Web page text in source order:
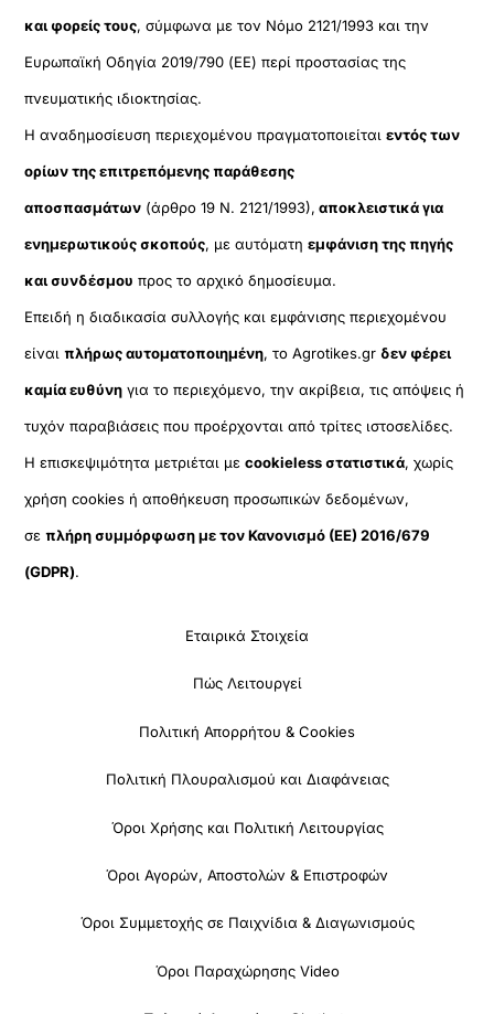
και φορείς τους, σύμφωνα με τον Νόμο 2121/1993 και την
Ευρωπαϊκή Οδηγία 2019/790 (ΕΕ) περί προστασίας της
πνευματικής ιδιοκτησίας.
Η αναδημοσίευση περιεχομένου πραγματοποιείταιεντός των
ορίων της επιτρεπόμενης παράθεσης
αποσπασμάτων (άρθρο 19 Ν. 2121/1993), αποκλειστικά για
ενημερωτικούς σκοπούς, με αυτόματηεμφάνιση της πηγής
και συνδέσμου προς το αρχικό δημοσίευμα.
Επειδή η διαδικασία συλλογής και εμφάνισης περιεχομένου
είναιπλήρως αυτοματοποιημένη, το Agrotikes.gr δεν φέρει
καμία ευθύνη για το περιεχόμενο, την ακρίβεια, τις απόψεις ή
τυχόν παραβιάσεις που προέρχονται από τρίτες ιστοσελίδες.
Η επισκεψιμότητα μετριέται μεcookieless στατιστικά, χωρίς
χρήση cookies ή αποθήκευση προσωπικών δεδομένων,
σεπλήρη συμμόρφωση με τον Κανονισμό (ΕΕ) 2016/679
(GDPR).
Εταιρικά Στοιχεία
Πώς Λειτουργεί
Πολιτική Απορρήτου & Cookies
Πολιτική Πλουραλισμού και Διαφάνειας
Όροι Χρήσης και Πολιτική Λειτουργίας
Όροι Αγορών, Αποστολών & Επιστροφών
Όροι Συμμετοχής σε Παιχνίδια & Διαγωνισμούς
Όροι Παραχώρησης Video